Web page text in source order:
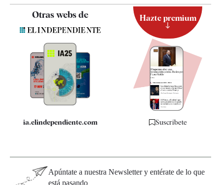
Contacto
Quiénes somos
Especificaciones
Otras webs de
ia.elindependiente.com
Hazte premium
Suscríbete
Apúntate a nuestra Newsletter y entérate de lo que
está pasando